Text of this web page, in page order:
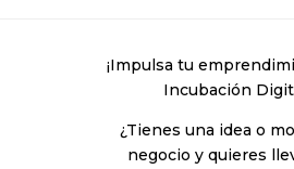
¡Impulsa tu
Incubación
¿Tienes una idea o
negocio y quieres